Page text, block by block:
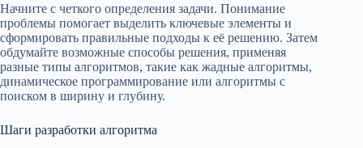
Начните с четкого определения задачи. Понимание
проблемы помогает выделить ключевые элементы и
сформировать правильные подходы к её решению. Затем
обдумайте возможные способы решения, применяя
разные типы алгоритмов, такие как жадные алгоритмы,
динамическое программирование или алгоритмы с
поиском в ширину и глубину.
Шаги разработки алгоритма